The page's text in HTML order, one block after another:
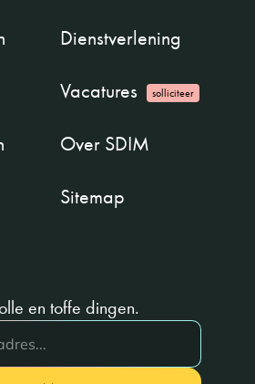
Dienstverlening
Vacatures solliciteer
Over SDIM
Sitemap
en toffe dingen.